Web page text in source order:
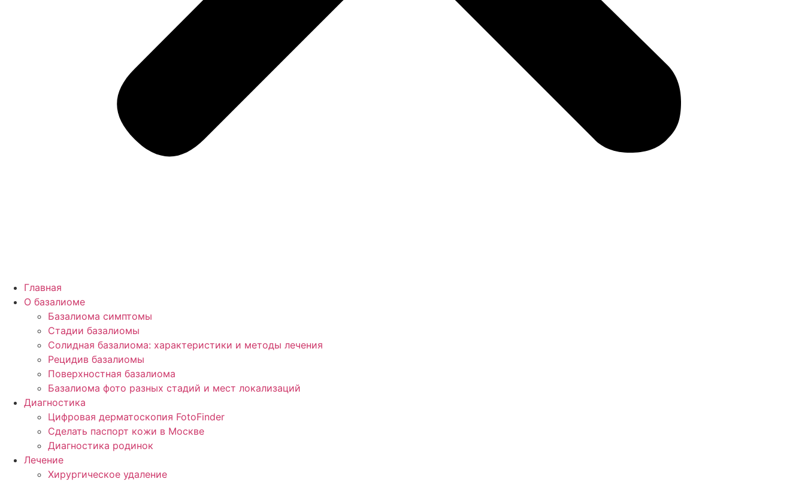
Главная
О базалиоме
Базалиома симптомы
Стадии базалиомы
Солидная базалиома: характеристики и методы лечения
Рецидив базалиомы
Поверхностная базалиома
Базалиома фото разных стадий и мест локализаций
Диагностика
Цифровая дерматоскопия FotoFinder
Сделать паспорт кожи в Москве
Диагностика родинок
Лечение
Хирургическое удаление